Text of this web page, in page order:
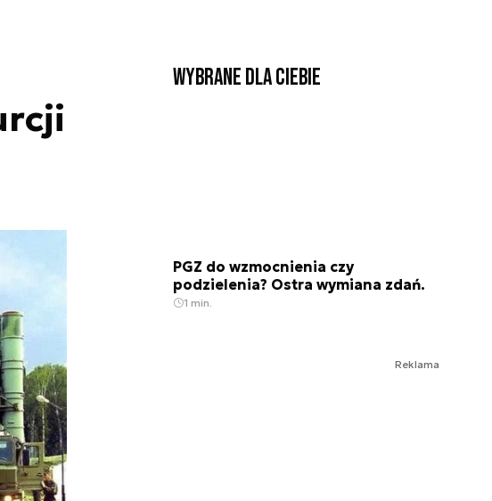
Wybrane dla Ciebie
PGZ do wzmocnienia czy
podzielenia? Ostra wymiana zdań.
1 min.
Reklama